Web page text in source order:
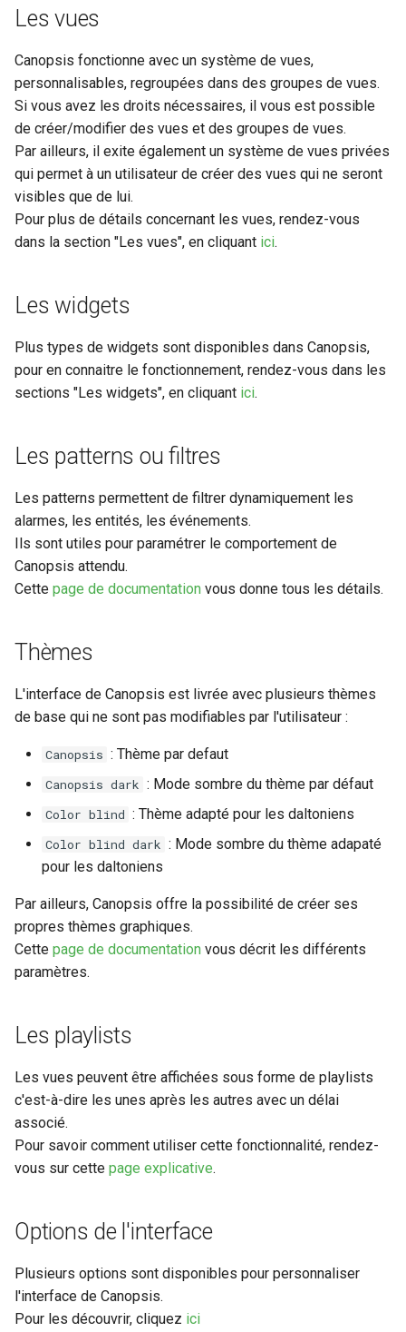
m
r
r
e
r
a
c
h
h
e
SAML2, OAUTH2, OPENID)
Modification du fichier de
configuration toml
canopsis.toml
des services et des
Action base de donnees
Installation
Prérequis des versions
Linkbuilder
Matrice des flux reseau
Mise a jour
Remediation
Smart feeder
Rabbitmq webui
Supervision
Troubleshooting
evenement
Engine-remediation
Engine-webhook
Swagger community
Swagger pro
L'enrichissement
Groupement d'alarmes par
corrélation
Météo des Services
Notifications vers un outil
tiers
Période de confirmation pour
Personnalisation des
handlebars
Utiliser la réponse d'un
suivant
Assistant IA
La diffusion de messages
Donnees externes
Graphiques
Junit
Meteo des services
Stats
Texte
d'événements
Gestion des tags
Icônes
Import / export
Alias d’informations d’entités
Interface utilisateur
externe
Jobs
Indicateurs statistiques et
Listes de lecture
LLMs
Mode Maintenance
Modèles de commentaires
Calcul d'état et de sévérité
Stockage de données
Rôles
Studio Templates
Utilisateurs
tickets
Règles d'inactivité
Règles Méta Alarmes (pro)
Règles de résolution
Règles SNMP (pro)
Scenarios
Connecteur Nokia NSP
nokiansp2canopsis
Connecteur PRTG
Connecteur prometheus
SNMP trap vers Canopsis
zabbix2canopsis)
Les vues
Canopsis fonctionne avec un système de vues,
personnalisables, regroupées dans des groupes de vues.
Si vous avez les droits nécessaires, il vous est possible
de créer/modifier des vues et des groupes de vues.
Par ailleurs, il exite également un système de vues privées
qui permet à un utilisateur de créer des vues qui ne seront
visibles que de lui.
Pour plus de détails concernant les vues, rendez-vous
dans la section "Les vues", en cliquant ici.
Les widgets
Plus types de widgets sont disponibles dans Canopsis,
pour en connaitre le fonctionnement, rendez-vous dans les
sections "Les widgets", en cliquant ici.
Les patterns ou filtres
Les patterns permettent de filtrer dynamiquement les
alarmes, les entités, les événements.
Ils sont utiles pour paramétrer le comportement de
Canopsis attendu.
Cette page de documentation vous donne tous les détails.
Thèmes
L'interface de Canopsis est livrée avec plusieurs thèmes
de base qui ne sont pas modifiables par l'utilisateur :
Canopsis : Thème par defaut
Canopsis dark : Mode sombre du thème par défaut
Color blind : Thème adapté pour les daltoniens
Color blind dark : Mode sombre du thème adapaté
pour les daltoniens
Par ailleurs, Canopsis offre la possibilité de créer ses
propres thèmes graphiques.
Cette page de documentation vous décrit les différents
paramètres.
Les playlists
Les vues peuvent être affichées sous forme de playlists
c'est-à-dire les unes après les autres avec un délai
associé.
Pour savoir comment utiliser cette fonctionnalité, rendez-
vous sur cette page explicative.
Options de l'interface
Plusieurs options sont disponibles pour personnaliser
l'interface de Canopsis.
Pour les découvrir, cliquez ici